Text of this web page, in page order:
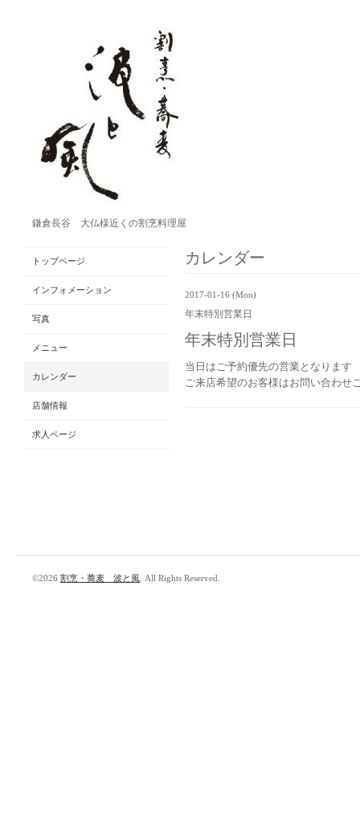
鎌倉長谷 大仏様近くの割烹料理屋
カレンダー
2017-01-16 (Mon)
年末特別営業日
年末特別営業日
当日はご予約優先の営業となります
ご来店希望のお客様はお問い合わせ
トップページ
インフォメーション
写真
メニュー
カレンダー
店舗情報
求人ページ
©2026 割烹・蕎麦 波と風 . All Rights Reserved.